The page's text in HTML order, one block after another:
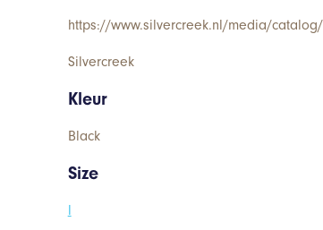
https://www.silvercreek.nl/media/
Silvercreek
Kleur
Black
Size
l